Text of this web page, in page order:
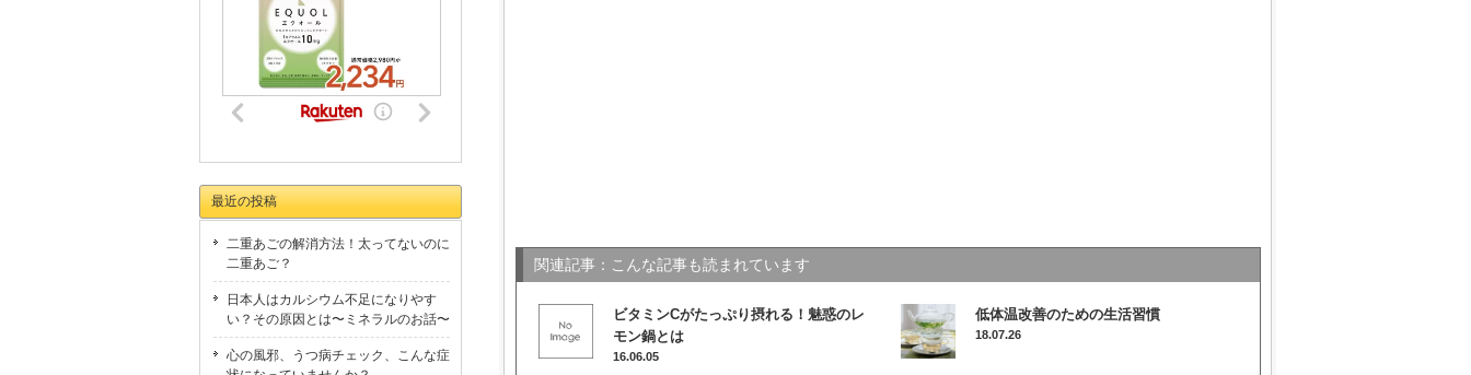
関連記事：こんな記事も読まれています
ビタミンCがたっぷり摂れる！魅惑のレ
モン鍋とは
16.06.05
低体温改善のための生活習慣
18.07.26
最近の投稿
二重あごの解消方法！太ってないのに
二重あご？
日本人はカルシウム不足になりやす
い？その原因とは〜ミネラルのお話〜
心の風邪、うつ病チェック、こんな症